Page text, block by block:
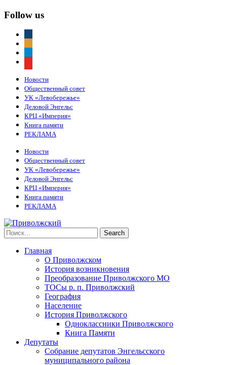
Follow us
Новости
Общественный совет
УК «Левобережье»
Деловой Энгельс
КРЦ «Империя»
Книга памяти
РЕКЛАМА
Новости
Общественный совет
УК «Левобережье»
Деловой Энгельс
КРЦ «Империя»
Книга памяти
РЕКЛАМА
Главная
О Приволжском
История возникновения
Преобразование Приволжского МО
ТОСы р. п. Приволжский
География
Население
История Приволжского
Одноклассники Приволжского
Книга Памяти
Депутаты
Собрание депутатов Энгельсского
муниципального района